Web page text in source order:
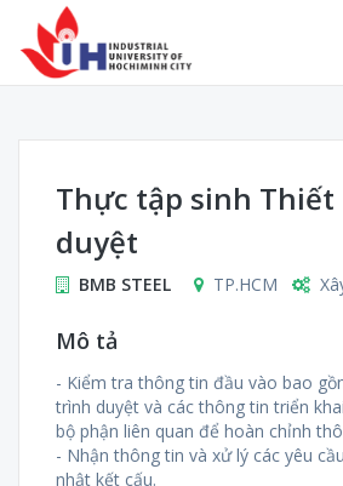
Thực tập sinh
duyệt
BMB STEEL TP.HCM
Mô tả
- Kiểm tra thông tin đầu vào bao
trình duyệt và các thông tin triển
bộ phận liên quan để hoàn chỉnh
- Nhận thông tin và xử lý các yêu
nhật kết cấu.